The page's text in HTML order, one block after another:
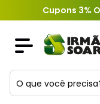
Cupons 3%
O que você